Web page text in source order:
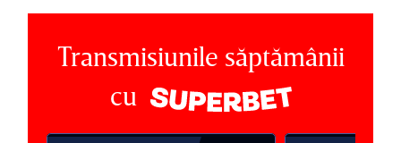
Transmisiunile săptămânii
cu